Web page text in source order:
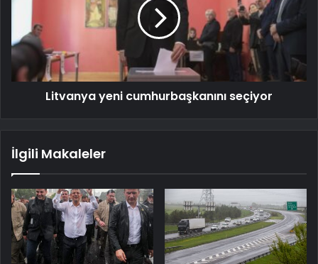
Litvanya yeni cumhurbaşkanını seçiyor
İlgili Makaleler